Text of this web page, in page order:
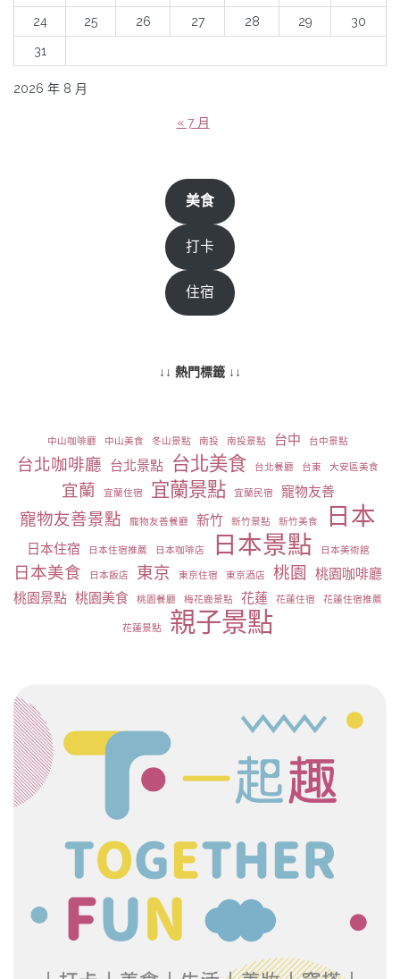
2026 年 8 月
24 25 26 27 28 29 30
31
« 7 月
美食
打卡
住宿
↓↓ 熱門標籤 ↓↓
中山咖啡廳 中山美食 冬山景點 南投 南投景點 台中 台中景點
台北咖啡廳 台北景點 台北美食 台北餐廳 台東 大安區美食
宜蘭 宜蘭住宿 宜蘭景點 宜蘭民宿 寵物友善
寵物友善景點 寵物友善餐廳 新竹 新竹景點 新竹美食 日本
日本住宿 日本住宿推薦 日本咖啡店 日本景點 日本美術館
日本美食 日本飯店 東京 東京住宿 東京酒店 桃園
桃園咖啡廳
桃園景點 桃園美食 桃園餐廳 梅花鹿景點 花蓮 花蓮住宿 花蓮住宿推薦
花蓮景點 親子景點